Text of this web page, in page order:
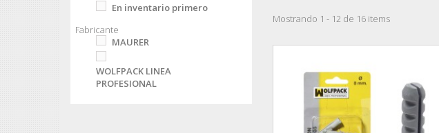
En inventario primero
Fabricante
MAURER
WOLFPACK LINEA
PROFESIONAL
Mostrando 1 - 12 de 16 items